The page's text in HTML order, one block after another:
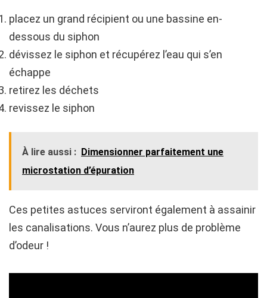
placez un grand récipient ou une bassine en-
dessous du siphon
dévissez le siphon et récupérez l’eau qui s’en
échappe
retirez les déchets
revissez le siphon
À lire aussi : Dimensionner parfaitement une
microstation d’épuration
Ces petites astuces serviront également à assainir
les canalisations. Vous n’aurez plus de problème
d’odeur !